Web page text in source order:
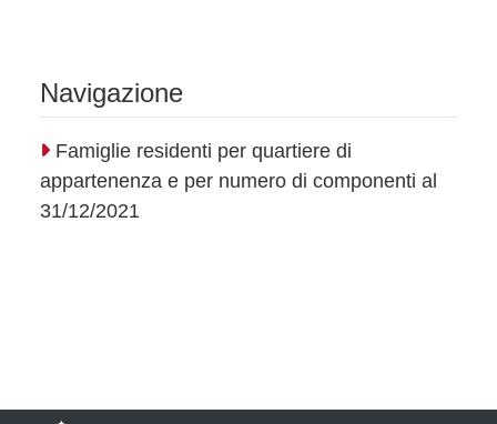
Navigazione
Famiglie residenti per quartiere di
appartenenza e per numero di componenti al
31/12/2021